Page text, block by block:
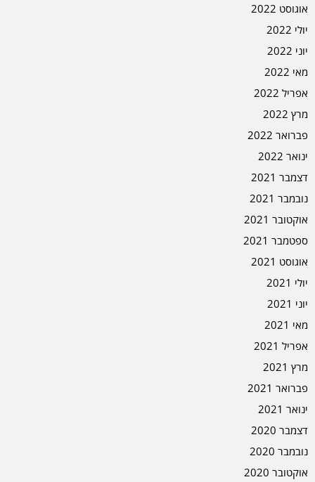
אוגוסט 2022
יולי 2022
יוני 2022
מאי 2022
אפריל 2022
מרץ 2022
פברואר 2022
ינואר 2022
דצמבר 2021
נובמבר 2021
אוקטובר 2021
ספטמבר 2021
אוגוסט 2021
יולי 2021
יוני 2021
מאי 2021
אפריל 2021
מרץ 2021
פברואר 2021
ינואר 2021
דצמבר 2020
נובמבר 2020
אוקטובר 2020